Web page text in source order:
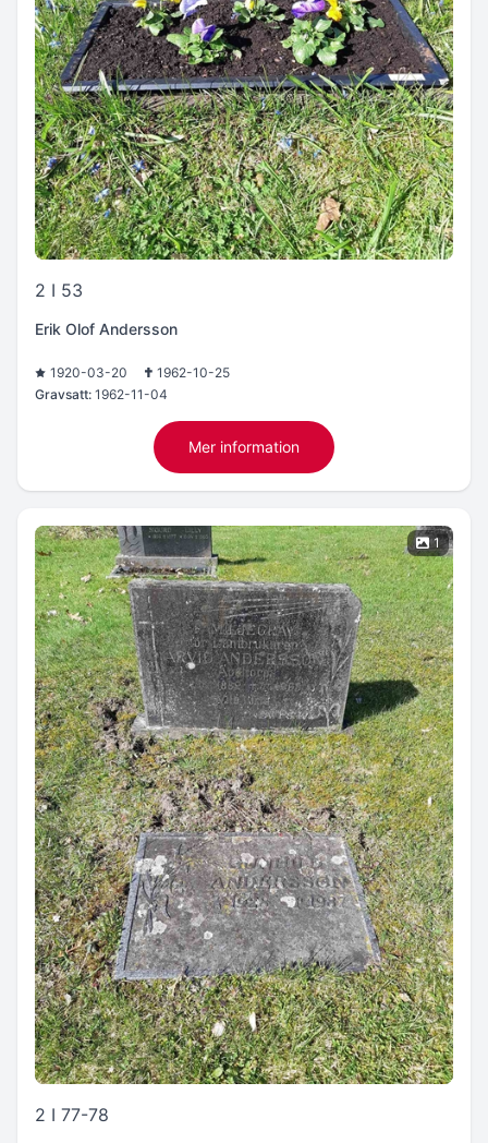
2 I 53
Erik Olof Andersson
1920-03-20
1962-10-25
Gravsatt: 1962-11-04
Mer information
1
2 I 77-78